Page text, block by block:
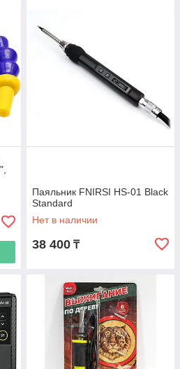
Паяльник FNIRSI HS-01 Black
Standard
Нет в наличии
38 400 ₸